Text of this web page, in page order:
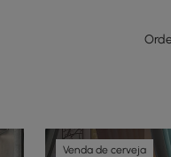
Venda de cerveja